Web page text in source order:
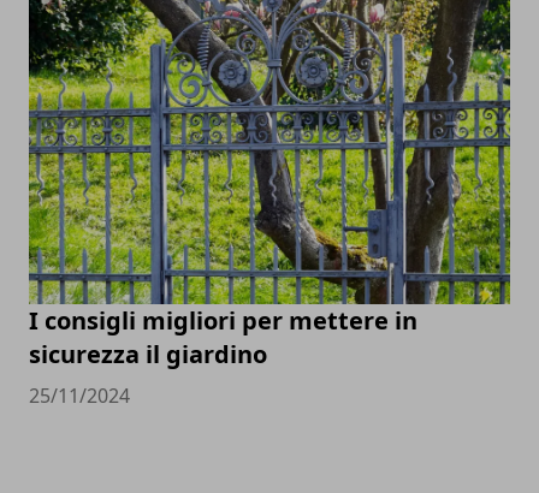
I consigli migliori per mettere in
sicurezza il giardino
25/11/2024